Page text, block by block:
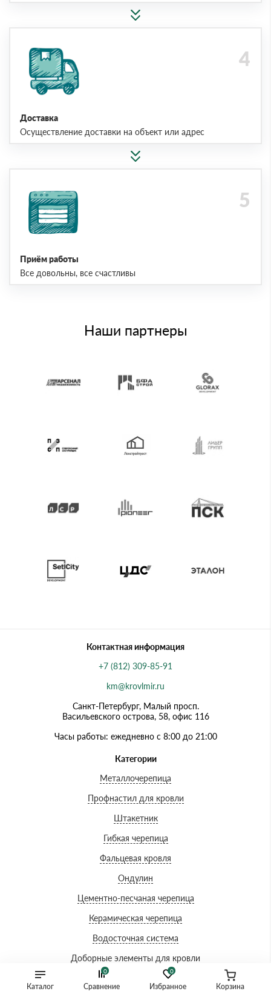
Каталог
0
Избранное
0
Сравнение Корзина
Доставка
Осуществление доставки на объект или адрес
Приём работы
Все довольны, все счастливы
Наши партнеры
Контактная информация
+7 (812) 309-85-91
km@krovlmir.ru
Санкт-Петербург, Малый просп.
Васильевского острова, 58, офис 116
Часы работы: ежедневно с 8:00 до 21:00
Категории
Металлочерепица
Профнастил для кровли
Штакетник
Гибкая черепица
Фальцевая кровля
Ондулин
Цементно-песчаная черепица
Керамическая черепица
Водосточная система
Доборные элементы для кровли
Комплектующие